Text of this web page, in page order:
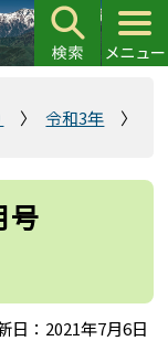
令和3年
号
日：2021年7月6日